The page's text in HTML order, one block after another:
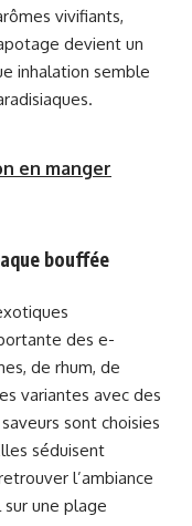
vivifiants,
devient un
inhalation semble
en manger
bouffée
des e-
de rhum, de
variantes avec des
sont choisies
séduisent
l’ambiance
une plage